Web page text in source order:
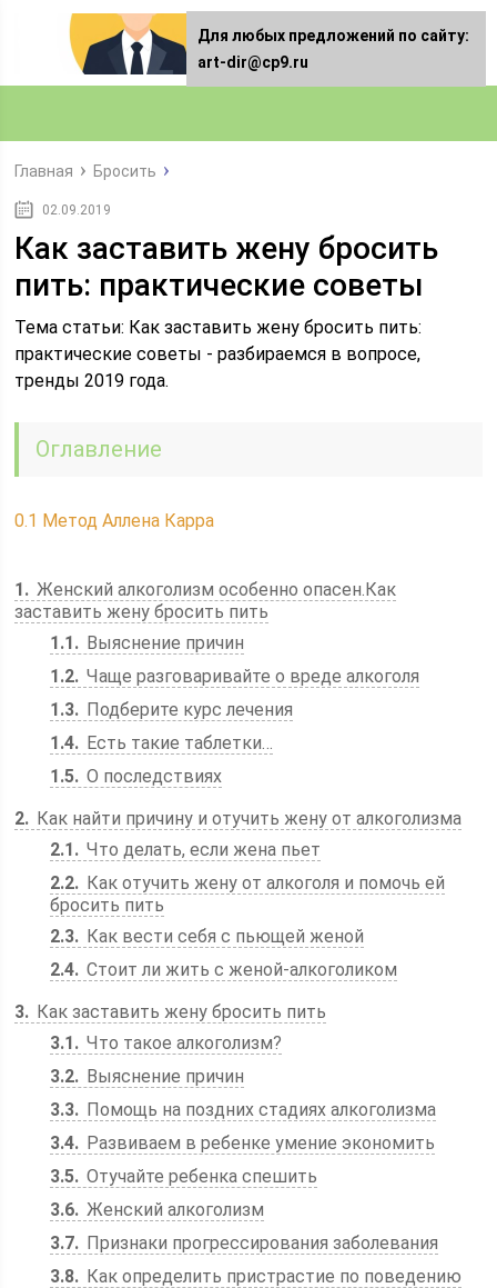
Главная Бросить
02.09.2019
Как заставить жену бросить
пить: практические советы
Тема статьи: Как заставить жену бросить пить:
практические советы - разбираемся в вопросе,
тренды 2019 года.
Оглавление
0.1 Метод Аллена Карра
1
Женский алкоголизм особенно опасен.Как
заставить жену бросить пить
1.1
Выяснение причин
1.2 Чаще разговаривайте о вреде алкоголя
1.3
Подберите курс лечения
1.4
Есть такие таблетки…
1.5 О последствиях
2
Как найти причину и отучить жену от алкоголизма
2.1
Что делать, если жена пьет
2.2
Как отучить жену от алкоголя и помочь ей
бросить пить
2.3
Как вести себя с пьющей женой
2.4 Стоит ли жить с женой-алкоголиком
3
Как заставить жену бросить пить
3.1
Что такое алкоголизм?
3.2
Выяснение причин
3.3
Помощь на поздних стадиях алкоголизма
3.4
Развиваем в ребенке умение экономить
3.5 Отучайте ребенка спешить
3.6 Женский алкоголизм
3.7
Признаки прогрессирования заболевания
3.8
Как определить пристрастие по поведению
Для любых предложений по сайту:
art-dir@cp9.ru